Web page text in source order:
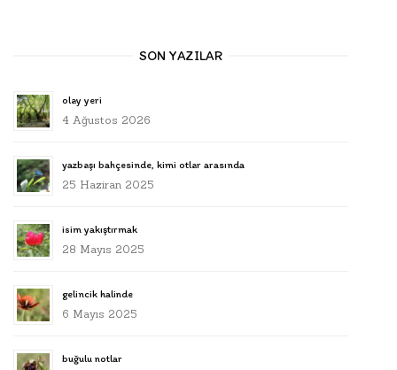
SON YAZILAR
olay yeri
4 Ağustos 2026
yazbaşı bahçesinde, kimi otlar arasında
25 Haziran 2025
isim yakıştırmak
28 Mayıs 2025
gelincik halinde
6 Mayıs 2025
buğulu notlar